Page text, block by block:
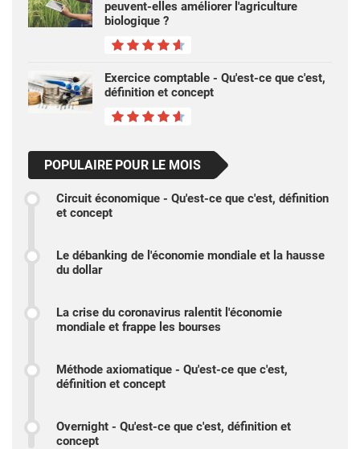
peuvent-elles améliorer l'agriculture
biologique ?
Exercice comptable - Qu'est-ce que c'est,
définition et concept
POPULAIRE POUR LE MOIS
Circuit économique - Qu'est-ce que c'est, définition
et concept
Le débanking de l'économie mondiale et la hausse
du dollar
La crise du coronavirus ralentit l'économie
mondiale et frappe les bourses
Méthode axiomatique - Qu'est-ce que c'est,
définition et concept
Overnight - Qu'est-ce que c'est, définition et
concept